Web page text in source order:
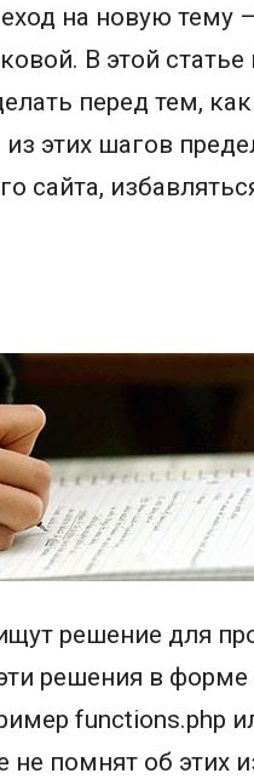
на новую тему
В этой
перед тем,
этих шагов
сайта,
решение для
решения в
functions.php
не помнят об этих